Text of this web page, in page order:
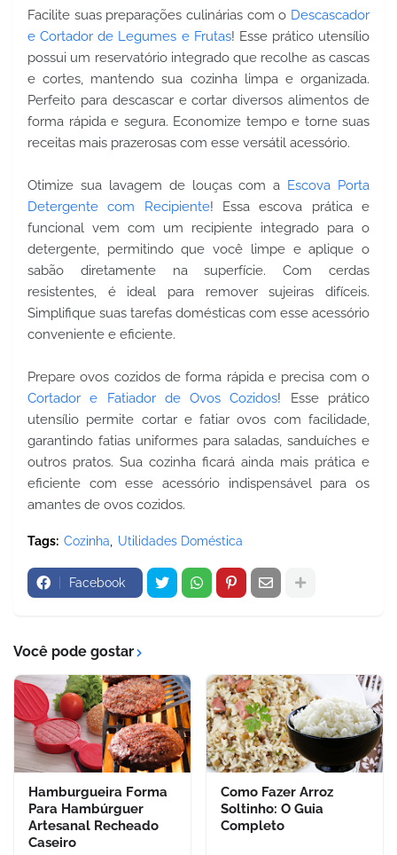
Facilite suas preparações culinárias com o Descascador
e Cortador de Legumes e Frutas! Esse prático utensílio
possui um reservatório integrado que recolhe as cascas
e cortes, mantendo sua cozinha limpa e organizada.
Perfeito para descascar e cortar diversos alimentos de
forma rápida e segura. Economize tempo e torne suas
receitas mais prazerosas com esse versátil acessório.
Otimize sua lavagem de louças com a Escova Porta
Detergente com Recipiente! Essa escova prática e
funcional vem com um recipiente integrado para o
detergente, permitindo que você limpe e aplique o
sabão diretamente na superfície. Com cerdas
resistentes, é ideal para remover sujeiras difíceis.
Simplifique suas tarefas domésticas com esse acessório
conveniente e eficiente.
Prepare ovos cozidos de forma rápida e precisa com o
Cortador e Fatiador de Ovos Cozidos! Esse prático
utensílio permite cortar e fatiar ovos com facilidade,
garantindo fatias uniformes para saladas, sanduíches e
outros pratos. Sua cozinha ficará ainda mais prática e
eficiente com esse acessório indispensável para os
amantes de ovos cozidos.
Tags: Cozinha Utilidades Doméstica
Facebook
Você pode gostar
Hamburgueira Forma
Para Hambúrguer
Artesanal Recheado
Caseiro
Como Fazer Arroz
Soltinho: O Guia
Completo